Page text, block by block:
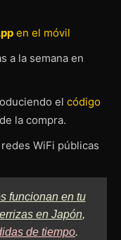
en el móvil
a la semana en
el código
la compra.
WiFi públicas
funcionan en tu
en Japón,
de tiempo.